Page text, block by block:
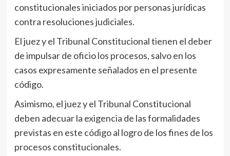
constitucionales iniciados por personas jurídicas
contra resoluciones judiciales.
El juez y el Tribunal Constitucional tienen el deber
de impulsar de oficio los procesos, salvo en los
casos expresamente señalados en el presente
código.
Asimismo, el juez y el Tribunal Constitucional
deben adecuar la exigencia de las formalidades
previstas en este código al logro de los fines de los
procesos constitucionales.